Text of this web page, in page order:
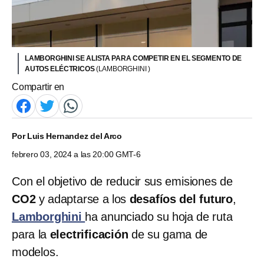
LAMBORGHINI SE ALISTA PARA COMPETIR EN EL SEGMENTO DE
AUTOS ELÉCTRICOS(LAMBORGHINI )
Compartir en
PorLuis Hernandez del Arco
febrero 03, 2024 a las 20:00 GMT-6
Con el objetivo de reducir sus emisiones de
CO2 y adaptarse a los desafíos del futuro,
Lamborghini ha anunciado su hoja de ruta
para la electrificaciónde su gama de
modelos.